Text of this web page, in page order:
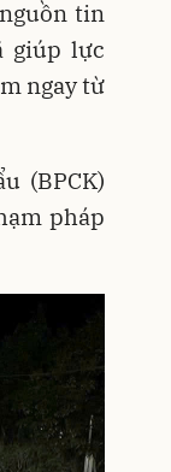
tin
giúp lực
ngay từ
(BPCK)
pháp